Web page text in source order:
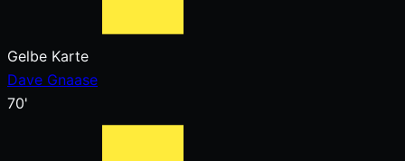
Gelbe Karte
Dave Gnaase
70'